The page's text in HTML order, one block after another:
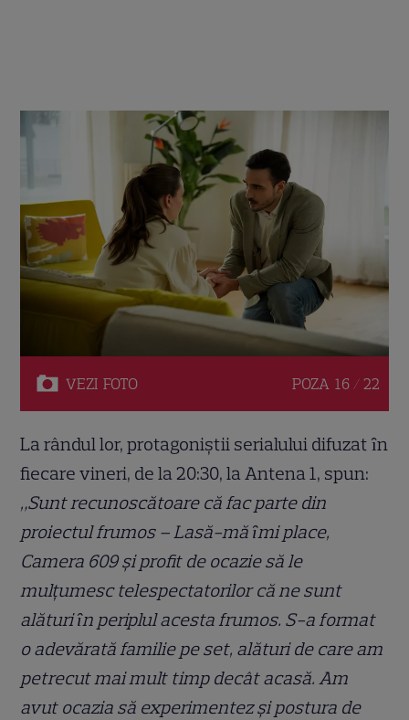
VEZI FOTO POZA 16 / 22
La rândul lor, protagoniştii serialului difuzat ȋn
fiecare vineri, de la 20:30, la Antena 1, spun:
„Sunt recunoscătoare că fac parte din
proiectul frumos – Lasă-mă ȋmi place,
Camera 609 și profit de ocazie să le
mulţumesc telespectatorilor că ne sunt
alături ȋn periplul acesta frumos. S-a format
o adevărată familie pe set, alături de care am
petrecut mai mult timp decât acasă. Am
avut ocazia să experimentez și postura de